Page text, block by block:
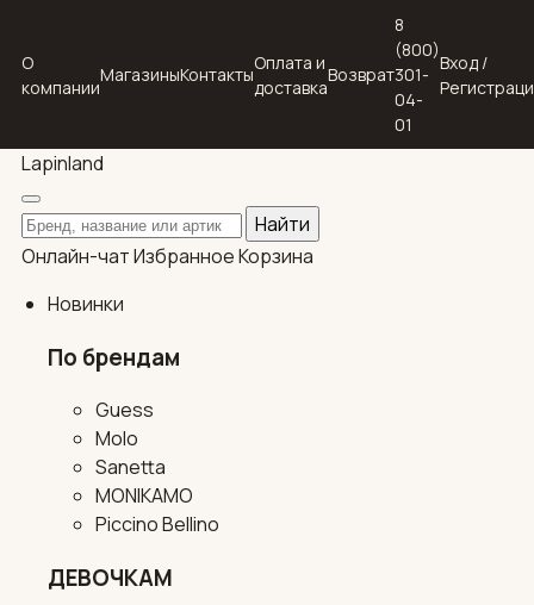
О
компании
МагазиныКонтакты
Оплата и
доставка
Возврат
8
(800)
301-
04-
01
Вход /
Lapinland
Поиск по каталогу
Найти
Онлайн-чатИзбранноеКорзина
Новинки
По брендам
Guess
Molo
Sanetta
MONIKAMO
Piccino Bellino
ДЕВОЧКАМ